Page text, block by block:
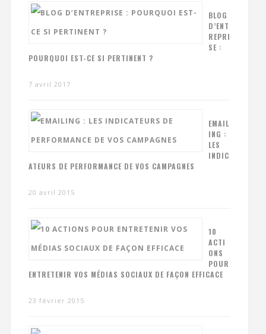
BLOG
D’ENT
REPRI
SE :
POURQUOI EST-CE SI PERTINENT ?
7 avril 2017
EMAIL
ING :
LES
INDIC
ATEURS DE PERFORMANCE DE VOS CAMPAGNES
20 avril 2015
10
ACTI
ONS
POUR
ENTRETENIR VOS MÉDIAS SOCIAUX DE FAÇON EFFICACE
23 février 2015